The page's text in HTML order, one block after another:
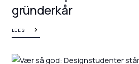
gründerkår
LEES